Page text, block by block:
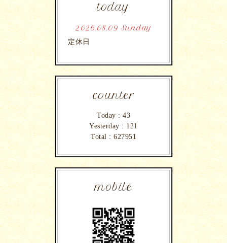
today
2026.08.09 Sunday
定休日
counter
Today : 43
Yesterday : 121
Total : 627951
mobile